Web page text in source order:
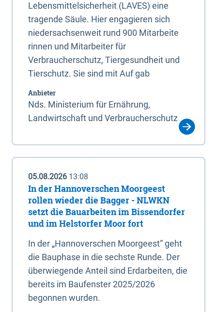
Lebensmittelsicherheit (LAVES) eine
tragende Säule. Hier engagieren sich
niedersachsenweit rund 900 Mitarbeite
rinnen und Mitarbeiter für
Verbraucherschutz, Tiergesundheit und
Tierschutz. Sie sind mit Auf gab
Anbieter
Nds. Ministerium für Ernährung,
Landwirtschaft und Verbraucherschutz
05.08.2026 13:08
In der Hannoverschen Moorgeest
rollen wieder die Bagger - NLWKN
setzt die Bauarbeiten im Bissendorfer
und im Helstorfer Moor fort
In der „Hannoverschen Moorgeest“ geht
die Bauphase in die sechste Runde. Der
überwiegende Anteil sind Erdarbeiten, die
bereits im Baufenster 2025/2026
begonnen wurden.